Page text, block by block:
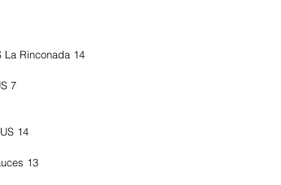
La Rinconada 14
7
14
13